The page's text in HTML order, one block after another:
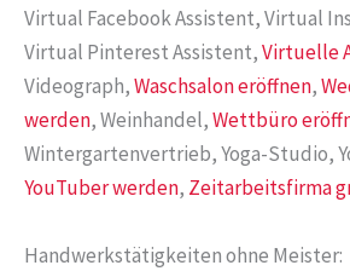
Virtual Facebook Assistent, Virtual
Virtual Pinterest Assistent,Virtuelle
Videograph,Waschsalon eröffnen,
werden, Weinhandel,Wettbüro
Wintergartenvertrieb, Yoga-Studio,
YouTuber werden, Zeitarbeitsfirma
Handwerkstätigkeiten ohne Meister: